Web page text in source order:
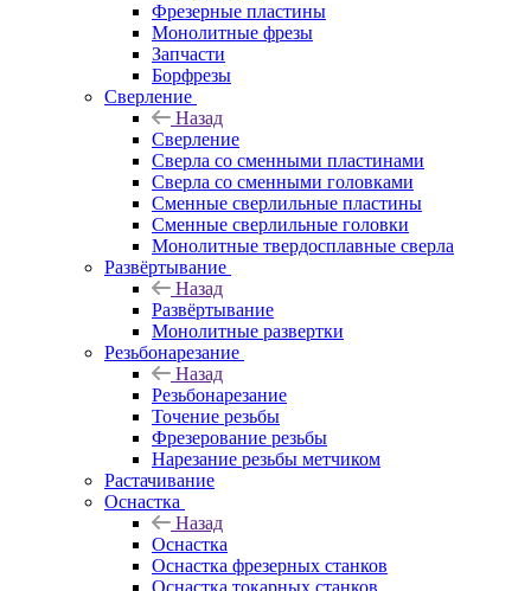
Фрезерные пластины
Монолитные фрезы
Запчасти
Борфрезы
Сверление
Назад
Сверление
Сверла со сменными пластинами
Сверла со сменными головками
Сменные сверлильные пластины
Сменные сверлильные головки
Монолитные твердосплавные сверла
Развёртывание
Назад
Развёртывание
Монолитные развертки
Резьбонарезание
Назад
Резьбонарезание
Точение резьбы
Фрезерование резьбы
Нарезание резьбы метчиком
Растачивание
Оснастка
Назад
Оснастка
Оснастка фрезерных станков
Оснастка токарных станков